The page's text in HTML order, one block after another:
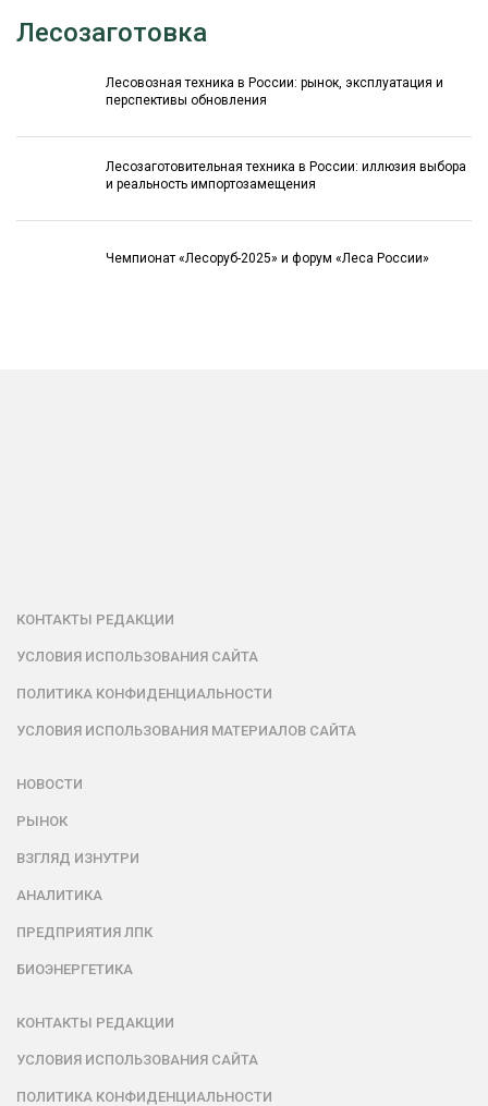
Лесозаготовка
Лесовозная техника в России: рынок, эксплуатация и
перспективы обновления
Лесозаготовительная техника в России: иллюзия выбора
и реальность импортозамещения
Чемпионат «Лесоруб-2025» и форум «Леса России»
КОНТАКТЫ РЕДАКЦИИ
УСЛОВИЯ ИСПОЛЬЗОВАНИЯ САЙТА
ПОЛИТИКА КОНФИДЕНЦИАЛЬНОСТИ
УСЛОВИЯ ИСПОЛЬЗОВАНИЯ МАТЕРИАЛОВ САЙТА
НОВОСТИ
РЫНОК
ВЗГЛЯД ИЗНУТРИ
АНАЛИТИКА
ПРЕДПРИЯТИЯ ЛПК
БИОЭНЕРГЕТИКА
КОНТАКТЫ РЕДАКЦИИ
УСЛОВИЯ ИСПОЛЬЗОВАНИЯ САЙТА
ПОЛИТИКА КОНФИДЕНЦИАЛЬНОСТИ